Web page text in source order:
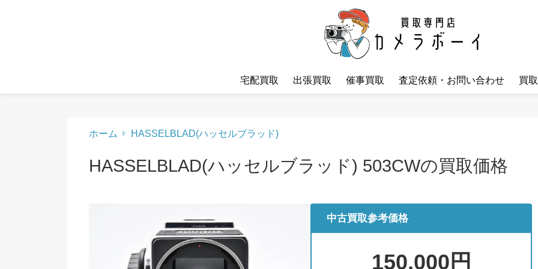
宅配買取 出張買取 催事買取 査定依頼・お問い合わせ 買
ホーム HASSELBLAD(ハッセルブラッド)
HASSELBLAD(ハッセルブラッド) 503CWの買取価格
中古買取参考価格
150,000円